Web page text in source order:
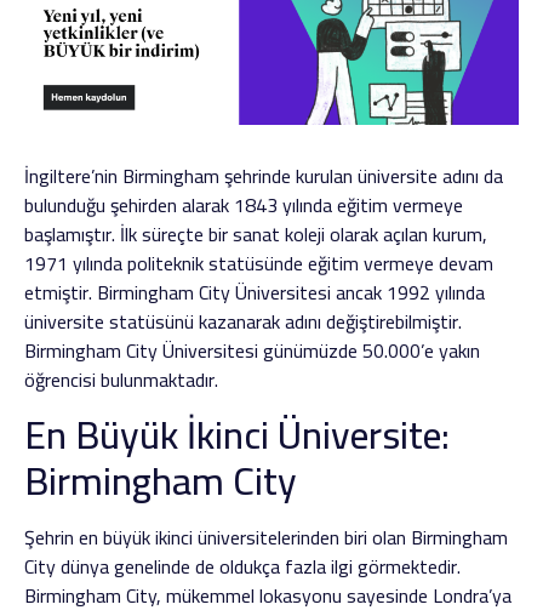
İngiltere’nin Birmingham şehrinde kurulan üniversite adını da
bulunduğu şehirden alarak 1843 yılında eğitim vermeye
başlamıştır. İlk süreçte bir sanat koleji olarak açılan kurum,
1971 yılında politeknik statüsünde eğitim vermeye devam
etmiştir. Birmingham City Üniversitesi ancak 1992 yılında
üniversite statüsünü kazanarak adını değiştirebilmiştir.
Birmingham City Üniversitesi günümüzde 50.000’e yakın
öğrencisi bulunmaktadır.
En Büyük İkinci Üniversite:
Birmingham City
Şehrin en büyük ikinci üniversitelerinden biri olan Birmingham
City dünya genelinde de oldukça fazla ilgi görmektedir.
Birmingham City, mükemmel lokasyonu sayesinde Londra’ya